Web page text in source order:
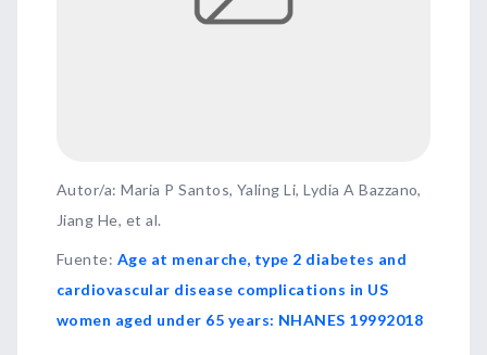
Autor/a: Maria P Santos, Yaling Li, Lydia A Bazzano,
Jiang He, et al.
Fuente: Age at menarche, type 2 diabetes and
cardiovascular disease complications in US
women aged under 65 years: NHANES 19992018